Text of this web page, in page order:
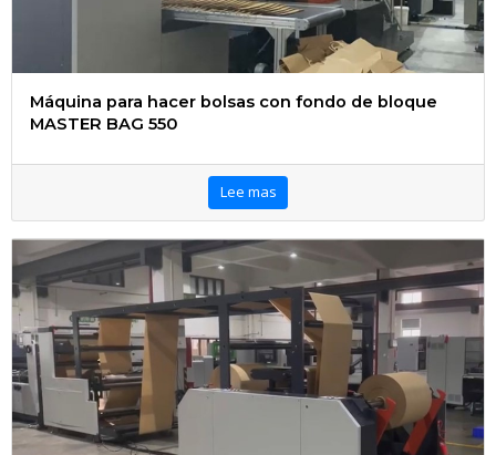
Máquina para hacer bolsas con fondo de bloque
MASTER BAG 550
Lee mas